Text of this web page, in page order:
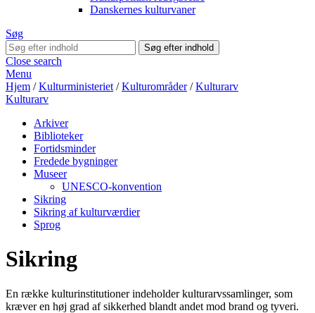
Danskernes kulturvaner
Søg
Close search
Menu
Hjem /Kulturministeriet /Kulturområder/Kulturarv
Kulturarv
Arkiver
Biblioteker
Fortidsminder
Fredede bygninger
Museer
UNESCO-konvention
Sikring
Sikring af kulturværdier
Sprog
Sikring
En række kulturinstitutioner indeholder kulturarvssamlinger, som
kræver en høj grad af sikkerhed blandt andet mod brand og tyveri.